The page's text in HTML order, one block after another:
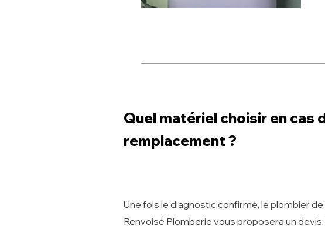
Quel matériel choisir en cas
remplacement ?
Une fois le diagnostic confirmé, le plombier
Renvoisé Plomberie vous proposera un